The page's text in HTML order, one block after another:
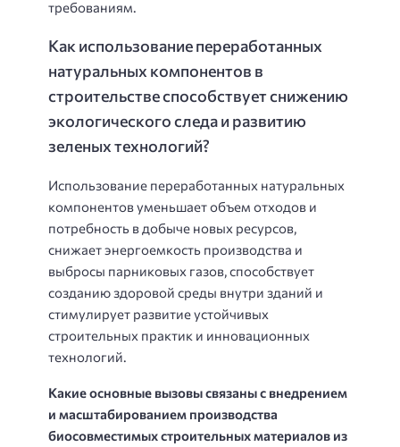
требованиям.
Как использование переработанных
натуральных компонентов в
строительстве способствует снижению
экологического следа и развитию
зеленых технологий?
Использование переработанных натуральных
компонентов уменьшает объем отходов и
потребность в добыче новых ресурсов,
снижает энергоемкость производства и
выбросы парниковых газов, способствует
созданию здоровой среды внутри зданий и
стимулирует развитие устойчивых
строительных практик и инновационных
технологий.
Какие основные вызовы связаны с внедрением
и масштабированием производства
биосовместимых строительных материалов из